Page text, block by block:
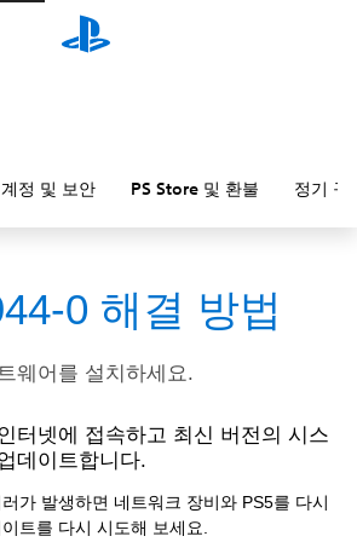
계정 및 보안 PS Store 및 환불 정기 구
0 해결 방법
웨어를 설치하세요.
터넷에 접속하고 최신 버전의 시스
데이트합니다.
가 발생하면 네트워크 장비와 PS5를 다시
트를 다시 시도해 보세요.